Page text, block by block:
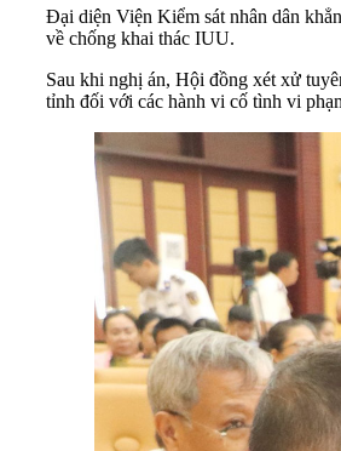
Đại diện Viện Kiểm sát nhân dân
về chống khai thác IUU.
Sau khi nghị án, Hội đồng xét xử
tỉnh đối với các hành vi cố tình vi